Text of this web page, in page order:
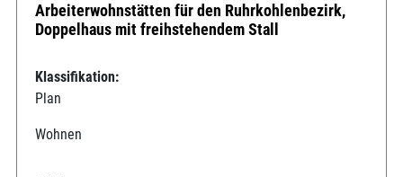
Arbeiterwohnstätten für den Ruhrkohlenbezirk,
Doppelhaus mit freihstehendem Stall
Klassifikation:
Plan
Wohnen